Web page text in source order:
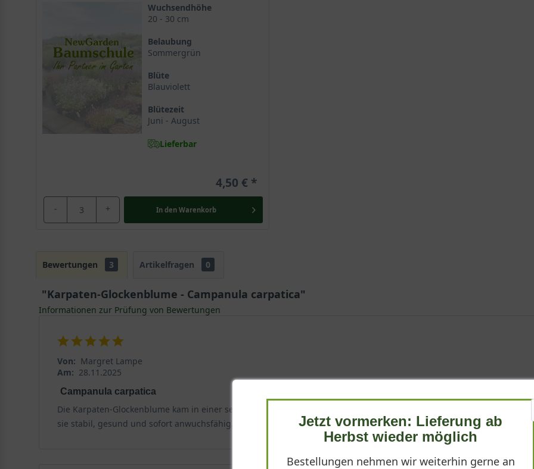
Wuchsendhöhe
20 - 30 cm
Belaubung
Sommergrün
Blüte
Blauviolett
Blütezeit
Juni - August
Lieferbar
4,50 €
- + In den Warenkorb
Bewertungen 3 Artikelfragen 0
"Karpaten-Glockenblume - Campanula carpatica"
Informationen zur Prüfung von Bewertungen
Von: Margret Lampe
Am: 28.11.2025
Campanula carpatica
Die Karpaten-Glockenblume kam in einer sehr guten, vitalen Qualität an – kompakter Horst, frisches Laub und ein
sie stabil, gesund und sofort anwuchsfähig.
Jetzt vormerken: Lieferung ab
Herbst wieder möglich
Bestellungen nehmen wir weiterhin gerne an